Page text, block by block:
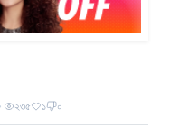
● ২৩৫ ১ ০